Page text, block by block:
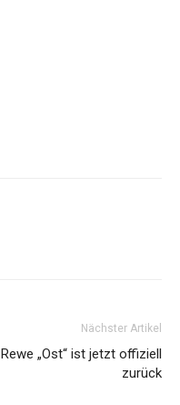
Nächster Artikel
Rewe „Ost“ ist jetzt offiziell
zurück